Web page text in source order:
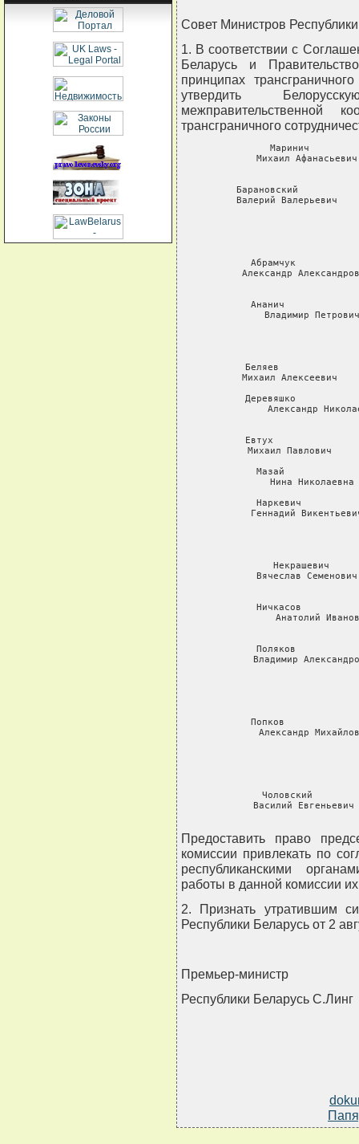
Совет Министров
1. В соответствии с
Беларусь и
принципах
утвердить
межправительственной
трансграничного
Маринич
Михаил
Барановский
Валерий Валерьевич
Абрамчук
Александр
Ананич
Владимир
Беляев
Михаил Алексеевич
Деревяшко
Александр
Евтух
Михаил Павлович
Мазай
Нина Николаевна
Наркевич
Геннадий
Некрашевич
Вячеслав
Ничкасов
Анатолий
Поляков
Владимир
Попков
Александр
Чоловский
Василий Евгеньевич
Предоставить право
комиссии привлекать по
республиканскими
работы в данной комиссии
2. Признать утратившим
Республики Беларусь от 2
Премьер-министр
Республики Беларусь С.Линг